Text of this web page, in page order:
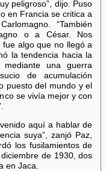
peligroso”, dijo. Puso
en Francia se critica a
“También
o a César. Nos
algo que no llegó a
la tendencia hacia la
una guerra
de acumulación
puesto del mundo y el
se vivía mejor y con
aquí a hablar de
suya”, zanjó Paz,
los fusilamientos de
de 1930, dos
en Jaca.